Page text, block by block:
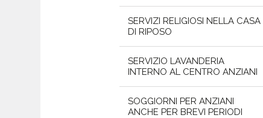
SERVIZI RELIGIOSI NELLA CASA
DI RIPOSO
SERVIZIO LAVANDERIA
INTERNO AL CENTRO ANZIANI
SOGGIORNI PER ANZIANI
ANCHE PER BREVI PERIODI